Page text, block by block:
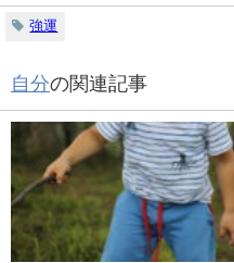
強運
自分の関連記事